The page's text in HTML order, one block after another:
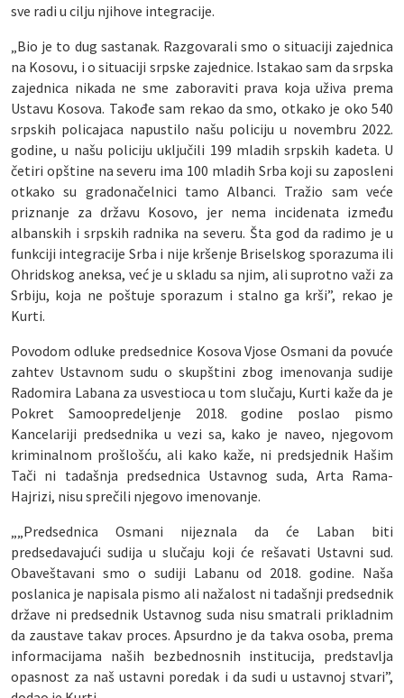
sve radi u cilju njihove integracije.
„Bio je to dug sastanak. Razgovarali smo o situaciji zajednica
na Kosovu, i o situaciji srpske zajednice. Istakao sam da srpska
zajednica nikada ne sme zaboraviti prava koja uživa prema
Ustavu Kosova. Takođe sam rekao da smo, otkako je oko 540
srpskih policajaca napustilo našu policiju u novembru 2022.
godine, u našu policiju uključili 199 mladih srpskih kadeta. U
četiri opštine na severu ima 100 mladih Srba koji su zaposleni
otkako su gradonačelnici tamo Albanci. Tražio sam veće
priznanje za državu Kosovo, jer nema incidenata između
albanskih i srpskih radnika na severu. Šta god da radimo je u
funkciji integracije Srba i nije kršenje Briselskog sporazuma ili
Ohridskog aneksa, već je u skladu sa njim, ali suprotno važi za
Srbiju, koja ne poštuje sporazum i stalno ga krši”, rekao je
Kurti.
Povodom odluke predsednice Kosova Vjose Osmani da povuće
zahtev Ustavnom sudu o skupštini zbog imenovanja sudije
Radomira Labana za usvestioca u tom slučaju, Kurti kaže da je
Pokret Samoopredeljenje 2018. godine poslao pismo
Kancelariji predsednika u vezi sa, kako je naveo, njegovom
kriminalnom prošlošću, ali kako kaže, ni predsjednik Hašim
Tači ni tadašnja predsednica Ustavnog suda, Arta Rama-
Hajrizi, nisu sprečili njegovo imenovanje.
„„Predsednica Osmani nijeznala da će Laban biti
predsedavajući sudija u slučaju koji će rešavati Ustavni sud.
Obaveštavani smo o sudiji Labanu od 2018. godine. Naša
poslanica je napisala pismo ali nažalost ni tadašnji predsednik
države ni predsednik Ustavnog suda nisu smatrali prikladnim
da zaustave takav proces. Apsurdno je da takva osoba, prema
informacijama naših bezbednosnih institucija, predstavlja
opasnost za naš ustavni poredak i da sudi u ustavnoj stvari”,